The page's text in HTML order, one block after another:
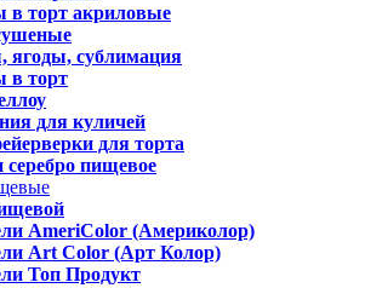
в торт акриловые
ягоды, сублимация
в торт
для куличей
для торта
серебро пищевое
AmeriColor (Америколор)
Art Color (Арт Колор)
Топ Продукт